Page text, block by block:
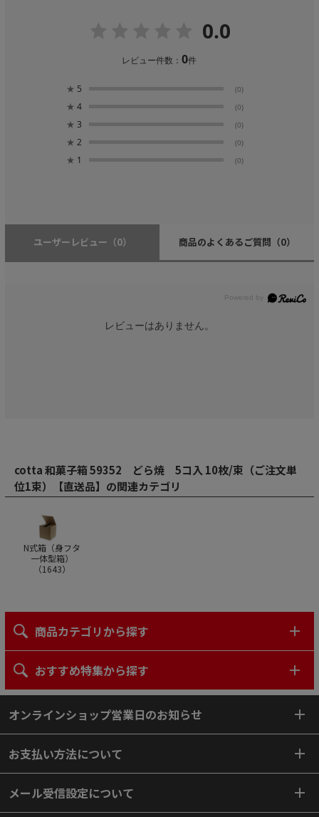
0.0
レビュー件数：0件
★ 5 (0)
★ 4 (0)
★ 3 (0)
★ 2 (0)
★ 1 (0)
ユーザーレビュー （0） 商品のよくあるご質問 （0）
レビューはありません。
cotta 和菓子箱 59352 どら焼 5コ入 10枚/束（ご注文単
位1束）【直送品】の関連カテゴリ
N式箱（身フタ
一体型箱）
（1643）
商品カテゴリから探す
おすすめ特集から探す
オンラインショップ営業日のお知らせ
お支払い方法について
メール受信設定について